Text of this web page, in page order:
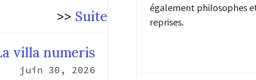
>> Suite
villa numeris
juin 30, 2026
également philosophes
reprises.